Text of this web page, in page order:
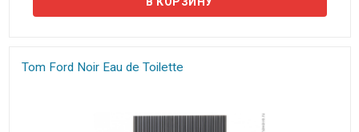
Tom Ford Noir Eau de Toilette